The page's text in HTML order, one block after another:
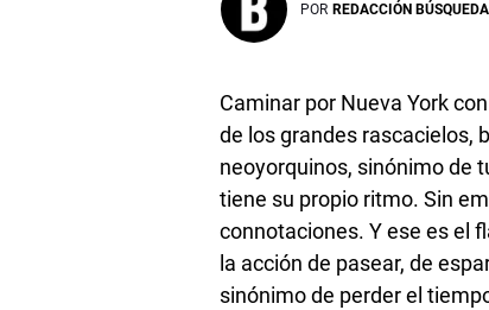
POR REDACCIÓN BÚSQUEDA
Caminar por Nueva York
de los grandes rascacielos,
neoyorquinos, sinónimo de
tiene su propio ritmo. Sin
connotaciones. Y ese es el
la acción de pasear, de
sinónimo de perder el